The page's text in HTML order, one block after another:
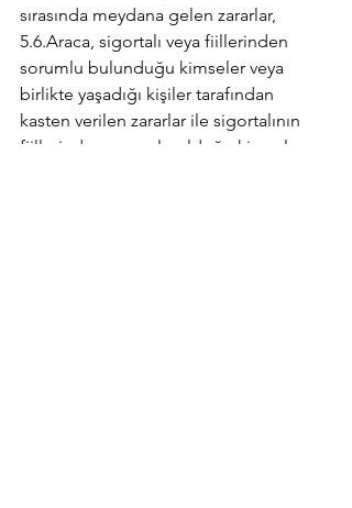
sırasında meydana gelen zararlar,
5.6.Araca, sigortalı veya fiillerinden
sorumlu bulunduğu kimseler veya
birlikte yaşadığı kişiler tarafından
kasten verilen zararlar ile sigortalının
fiillerinden sorumlu olduğu kimseler